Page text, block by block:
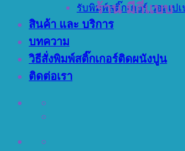
รับพิมพ์สติ๊กเกอร์ วอลเป
สินค้า และ บริการ
บทความ
วิธีสั่งพิมพ์สติ๊กเกอร์ติดผนังปูน
ติดต่อเรา
ร้าน มีกี่แบบ